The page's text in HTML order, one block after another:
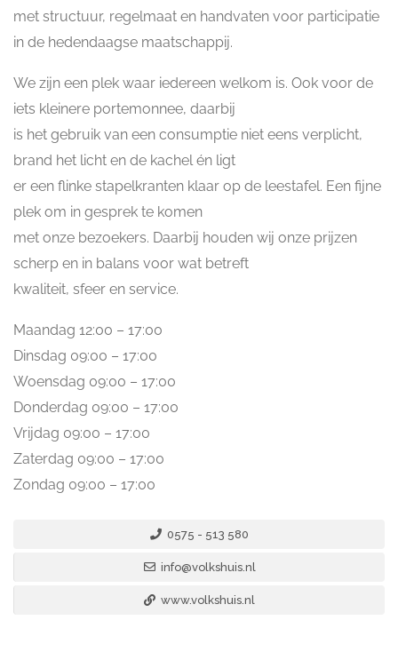
met structuur, regelmaat en handvaten voor participatie
in de hedendaagse maatschappij.
We zijn een plek waar iedereen welkom is. Ook voor de
iets kleinere portemonnee, daarbij
is het gebruik van een consumptie niet eens verplicht,
brand het licht en de kachel én ligt
er een flinke stapelkranten klaar op de leestafel. Een fijne
plek om in gesprek te komen
met onze bezoekers. Daarbij houden wij onze prijzen
scherp en in balans voor wat betreft
kwaliteit, sfeer en service.
Maandag 12:00 – 17:00
Dinsdag 09:00 – 17:00
Woensdag 09:00 – 17:00
Donderdag 09:00 – 17:00
Vrijdag 09:00 – 17:00
Zaterdag 09:00 – 17:00
Zondag 09:00 – 17:00
0575 - 513 580
info@volkshuis.nl
www.volkshuis.nl